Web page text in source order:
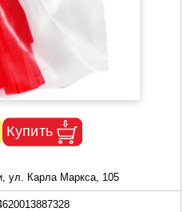
ул. Карла Маркса, 105